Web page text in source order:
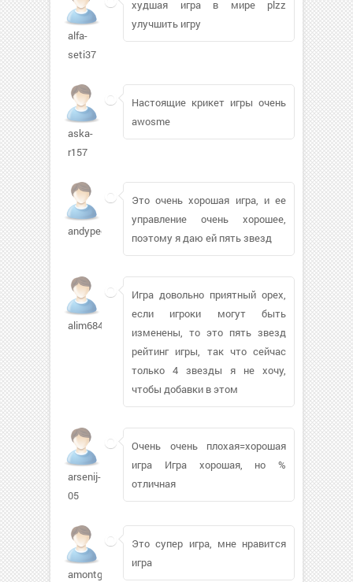
alfa-
seti37
худшая игра в мире plzz
улучшить игру
aska-
r157
Настоящие крикет игры очень
awosme
andypeewee
Это очень хорошая игра, и ее
управление очень хорошее,
поэтому я даю ей пять звезд
alim6840
Игра довольно приятный орех,
если игроки могут быть
изменены, то это пять звезд
рейтинг игры, так что сейчас
только 4 звезды я не хочу,
чтобы добавки в этом
arsenij-
05
Очень очень плохая=хорошая
игра Игра хорошая, но %
отличная
amontgom670
Это супер игра, мне нравится
игра